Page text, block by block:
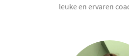
leuke en ervaren